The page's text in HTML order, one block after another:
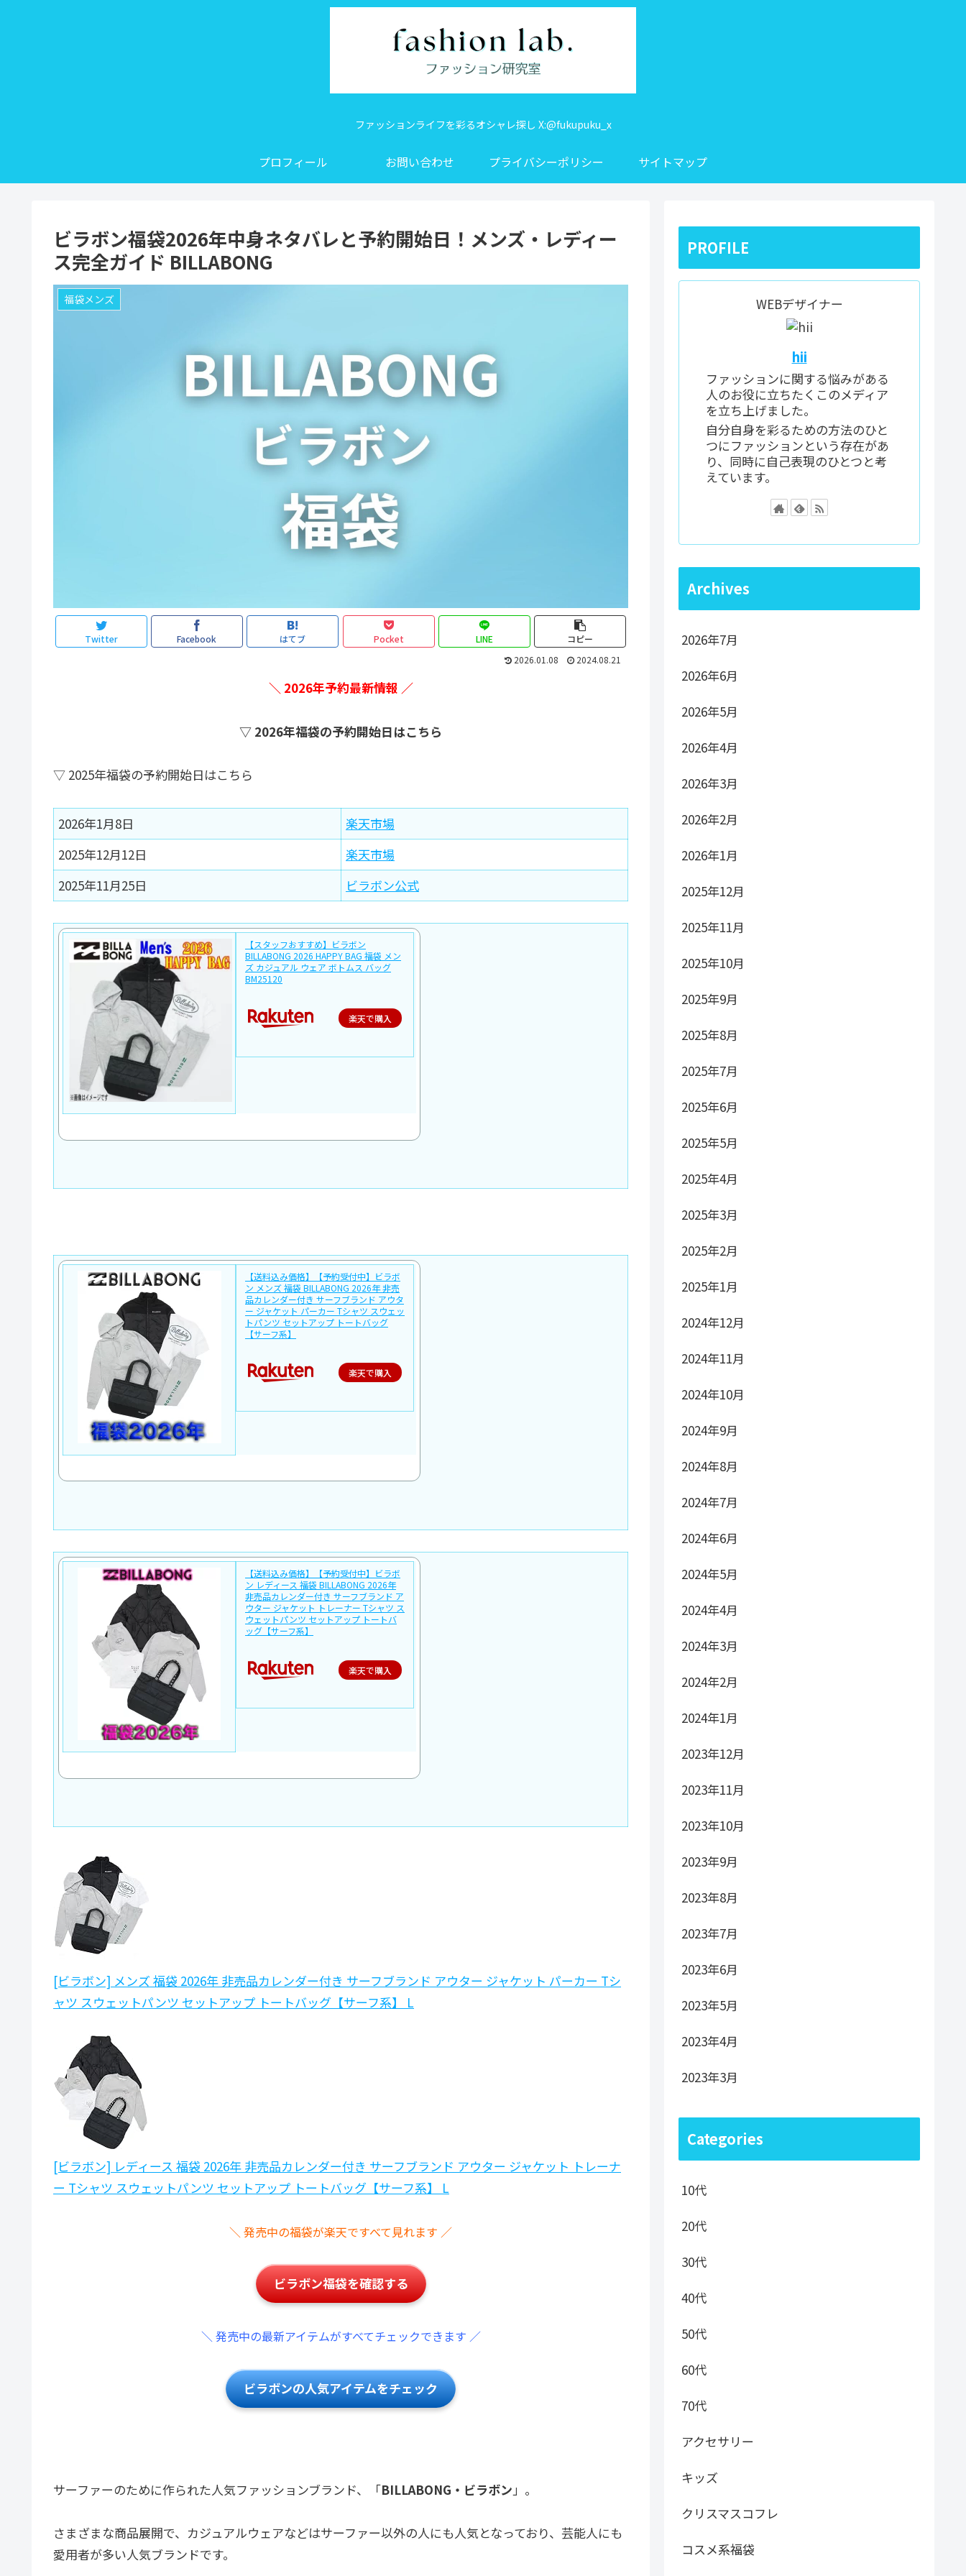
ファッションライフを彩るオシャレ探し X:@fukupuku_x
プロフィール お問い合わせ プライバシーポリシー サイトマップ
ビラボン福袋2026年中身ネタバレと予約開始日！メンズ・レディー
ス完全ガイド BILLABONG
福袋メンズ
Twitter Facebook はてブ Pocket LINE
コピー
2026.01.08
2024.08.21
＼ 2026年予約最新情報 ／
▽ 2026年福袋の予約開始日はこちら
▽ 2025年福袋の予約開始日はこちら
2026年1月8日
楽天市場
2025年12月12日
楽天市場
2025年11月25日
ビラボン公式
【スタッフおすすめ】ビラボン
BILLABONG 2026 HAPPY BAG 福袋 メン
ズ カジュアル ウェア ボトムス バッグ
BM25120
楽天で購入
【送料込み価格】【予約受付中】ビラボ
ン メンズ 福袋 BILLABONG 2026年 非売
品カレンダー付き サーフブランド アウタ
ー ジャケット パーカー Tシャツ スウェッ
トパンツ セットアップ トートバッグ
【サーフ系】
楽天で購入
【送料込み価格】【予約受付中】ビラボ
ン レディース 福袋 BILLABONG 2026年
非売品カレンダー付き サーフブランド ア
ウター ジャケット トレーナー Tシャツ ス
ウェットパンツ セットアップ トートバ
ッグ【サーフ系】
楽天で購入
[ビラボン] メンズ 福袋 2026年 非売品カレンダー付き サーフブランド アウター ジャケット パーカー Tシ
ャツ スウェットパンツ セットアップ トートバッグ【サーフ系】 L
[ビラボン] レディース 福袋 2026年 非売品カレンダー付き サーフブランド アウター ジャケット トレーナ
ー Tシャツ スウェットパンツ セットアップ トートバッグ【サーフ系】 L
＼ 発売中の福袋が楽天ですべて見れます ／
ビラボン福袋を確認する
＼ 発売中の最新アイテムがすべてチェックできます ／
ビラボンの人気アイテムをチェック
サーファーのために作られた人気ファッションブランド、「BILLABONG・ビラボン 」。
さまざまな商品展開で、カジュアルウェアなどはサーファー以外の人にも人気となっており、芸能人にも
愛用者が多い人気ブランドです。
PROFILE
WEBデザイナー
hii
ファッションに関する悩みがある
人のお役に立ちたくこのメディア
を立ち上げました。
自分自身を彩るための方法のひと
つにファッションという存在があ
り、同時に自己表現のひとつと考
えています。
Archives
2026年7月
2026年6月
2026年5月
2026年4月
2026年3月
2026年2月
2026年1月
2025年12月
2025年11月
2025年10月
2025年9月
2025年8月
2025年7月
2025年6月
2025年5月
2025年4月
2025年3月
2025年2月
2025年1月
2024年12月
2024年11月
2024年10月
2024年9月
2024年8月
2024年7月
2024年6月
2024年5月
2024年4月
2024年3月
2024年2月
2024年1月
2023年12月
2023年11月
2023年10月
2023年9月
2023年8月
2023年7月
2023年6月
2023年5月
2023年4月
2023年3月
Categories
10代
20代
30代
40代
50代
60代
70代
アクセサリー
キッズ
クリスマスコフレ
コスメ系福袋